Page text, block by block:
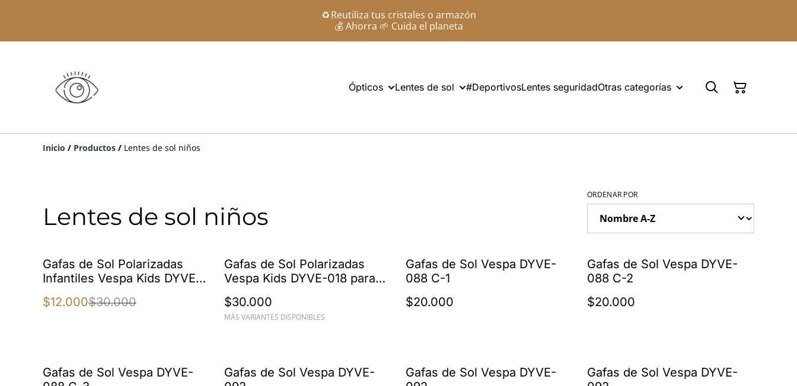
♻️ Reutiliza tus cristales o armazón
💰 Ahorra 🌱 Cuida el planeta
Ópticos Lentes de sol #DeportivosLentes seguridadOtras categorías
Inicio / Productos / Lentes de sol niños
Lentes de sol niños
ORDENAR POR
%
Gafas de Sol Polarizadas
Infantiles Vespa Kids DYVE-
019 C-4 | Montura
Transparente Marrón/Café
$12.000$30.000
Gafas de Sol Polarizadas
Vespa Kids DYVE-018 para
Niñas de 6 a 12 Años -
Protección UV100%
$30.000
MÁS VARIANTES DISPONIBLES
Gafas de Sol Vespa DYVE-
088 C-1
$20.000
Gafas de Sol Vespa DYVE-
088 C-2
$20.000
Gafas de Sol Vespa DYVE-
Gafas de Sol Vespa DYVE-
Gafas de Sol Vespa DYVE-
Gafas de Sol Vespa DYVE-